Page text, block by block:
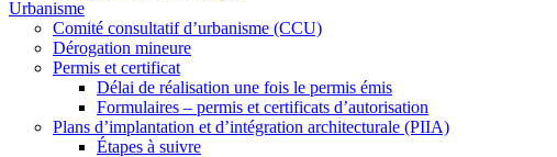
Urbanisme
Comité consultatif d’urbanisme (CCU)
Dérogation mineure
Permis et certificat
Délai de réalisation une fois le permis émis
Formulaires – permis et certificats d’autorisation
Plans d’implantation et d’intégration architecturale (PIIA)
Étapes à suivre